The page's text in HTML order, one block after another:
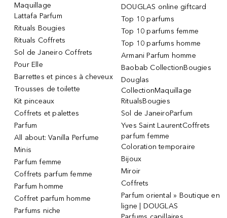
Maquillage
Lattafa Parfum
Rituals Bougies
Rituals Coffrets
Sol de Janeiro Coffrets
Pour Elle
Barrettes et pinces à cheveux
Trousses de toilette
Kit pinceaux
Coffrets et palettes
Parfum
All about: Vanilla Perfume
Minis
Parfum femme
Coffrets parfum femme
Parfum homme
Coffret parfum homme
Parfums niche
DOUGLAS online giftcard
Top 10 parfums
Top 10 parfums femme
Top 10 parfums homme
Armani Parfum homme
Baobab CollectionBougies
Douglas
CollectionMaquillage
RitualsBougies
Sol de JaneiroParfum
Yves Saint LaurentCoffrets
parfum femme
Coloration temporaire
Bijoux
Miroir
Coffrets
Parfum oriental » Boutique en
ligne | DOUGLAS